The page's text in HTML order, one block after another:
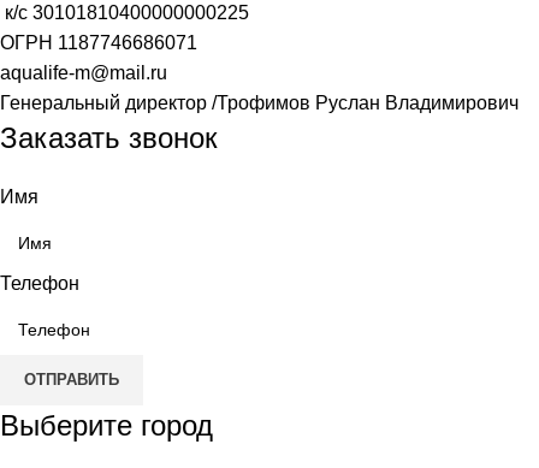
к/с 30101810400000000225
ОГРН 1187746686071
aqualife-m@mail.ru
Генеральный директор /Трофимов Руслан Владимирович
Заказать звонок
Имя
Телефон
ОТПРАВИТЬ
Выберите город